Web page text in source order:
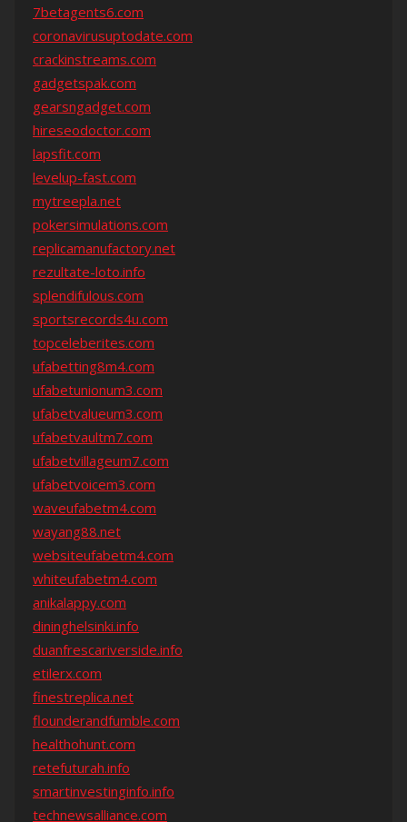
7betagents6.com
coronavirusuptodate.com
crackinstreams.com
gadgetspak.com
gearsngadget.com
hireseodoctor.com
lapsfit.com
levelup-fast.com
mytreepla.net
pokersimulations.com
replicamanufactory.net
rezultate-loto.info
splendifulous.com
sportsrecords4u.com
topceleberites.com
ufabetting8m4.com
ufabetunionum3.com
ufabetvalueum3.com
ufabetvaultm7.com
ufabetvillageum7.com
ufabetvoicem3.com
waveufabetm4.com
wayang88.net
websiteufabetm4.com
whiteufabetm4.com
anikalappy.com
dininghelsinki.info
duanfrescariverside.info
etilerx.com
finestreplica.net
flounderandfumble.com
healthohunt.com
retefuturah.info
smartinvestinginfo.info
technewsalliance.com